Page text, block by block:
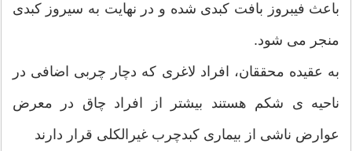
باعث فیبروز بافت کبدی شده و در نهایت به سیروز کبدی
منجر می شود.
به عقیده محققان، افراد لاغری که دچار چربی اضافی در
ناحیه ی شکم هستند بیشتر از افراد چاق در معرض
عوارض ناشی از بیماری کبدچرب غیرالکلی قرار دارند